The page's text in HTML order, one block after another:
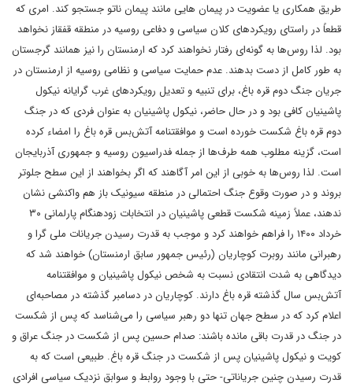
طریق همکاری یا عضویت در پیمان هایی مانند پیمان ناتو جستجو کند. امری که
قطعاً در راستای رویکردهای کلان سیاسی و دفاعی روسیه در منطقه قفقاز نخواهد
بود. لذا روس‌ها به گونه‌‌ای رفتار نخواهند کرد که ارمنستان را نیز همانند گرجستان
به طور کامل از دست بدهند. عدم حمایت سیاسی و نظامی روسیه از ارمنستان در
جریان جنگ دوم قره باغ، برای تنبیه و تعدیل رویکردهای غرب گرایانه نیکول
پاشینیان کافی بود و در حال حاضر، نیکول پاشینیان به عنوان فردی که در جنگ
دوم قره باغ شکست خورده است و موافقتنامه ‌‌آتش‌بس قره باغ را امضاء کرده
است، گزینه مطلوب همه طرف‌ها از جمله فدراسیون روسیه و جمهوری آذربایجان
است. لذا روس‌ها به خوبی از این امر آگاهند که اگر بخواهند از این سطح جلوتر
بروند و در صورت وقوع جنگ احتمالی در منطقه سیونیک باز هم واکنشی نشان
ندهند، عملاً زمینه شکست قطعی پاشینیان در انتخابات زودهنگام پارلمانی ۳۰
خرداد ۱۴۰۰ را فراهم خواهند کرد و موجب به قدرت رسیدن جریانات ملی گرا و
رهبرانی مانند روبرت کوچاریان (رئیس جمهور سابق ارمنستان) خواهند شد که
دیدگاهی به شدت انتقادی نسبت به شخص نیکول پاشینیان و موافقتنامه
‌‌آتش‌بس سال گذشته قره باغ دارند. کوچاریان در دسامبر گذشته در مصاحبه‌‌ای
اعلام کرد که در سطح جهان تنها دو رهبر سیاسی را می‌شناسد که پس از شکست
در جنگ در قدرت باقی مانده باشند: صدام حسین پس از شکست در جنگ عراق و
کویت و نیکول پاشینیان پس از شکست در جنگ قره باغ. طبیعی است که به
قدرت رسیدن چنین جریاناتی- حتی با وجود روابط و سوابق نزدیک سیاسی افرادی